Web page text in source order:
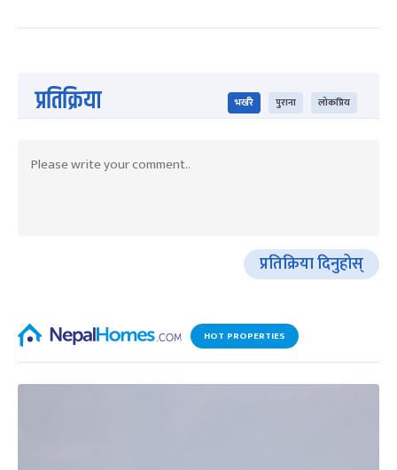
प्रतिक्रिया भर्खरै पुराना लोकप्रिय
प्रतिक्रिया दिनुहोस्
HOT PROPERTIES